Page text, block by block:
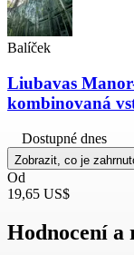
Balíček
Liubavas
kombinovaná
Dostupné dnes
Zobrazit, co je
Od
19,65 US$
Hodnocení a